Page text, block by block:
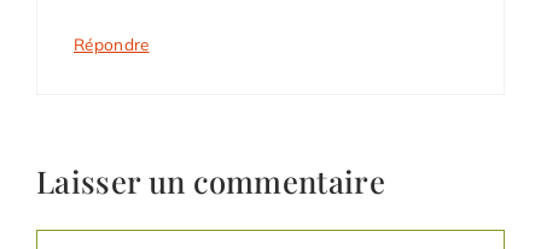
Répondre
Laisser un commentaire